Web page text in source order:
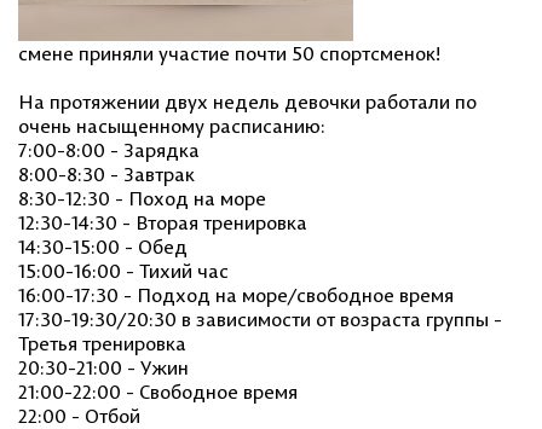
смене приняли участие почти 50 спортсменок!
На протяжении двух недель девочки работали по
очень насыщенному расписанию:
7:00-8:00 - Зарядка
8:00-8:30 - Завтрак
8:30-12:30 - Поход на море
12:30-14:30 - Вторая тренировка
14:30-15:00 - Обед
15:00-16:00 - Тихий час
16:00-17:30 - Подход на море/свободное время
17:30-19:30/20:30 в зависимости от возраста группы -
Третья тренировка
20:30-21:00 - Ужин
21:00-22:00 - Свободное время
22:00 - Отбой